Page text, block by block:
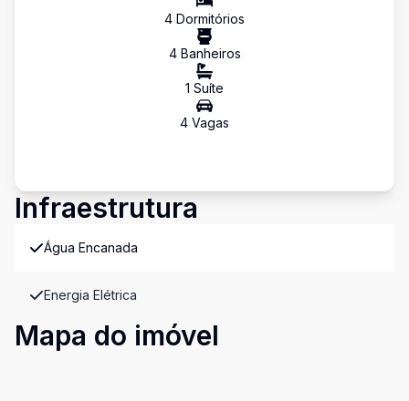
4 Dormitórios
4Banheiros
1 Suíte
4 Vagas
Infraestrutura
Água Encanada
Energia Elétrica
Mapa do imóvel